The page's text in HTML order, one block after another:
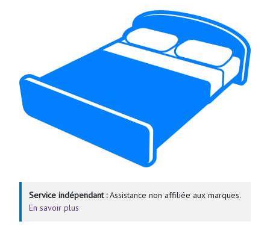
Service indépendant :Assistance non affiliée aux marques.
En savoir plus